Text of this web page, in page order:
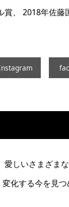
、 2018年佐
しいさまざま
化する今を見